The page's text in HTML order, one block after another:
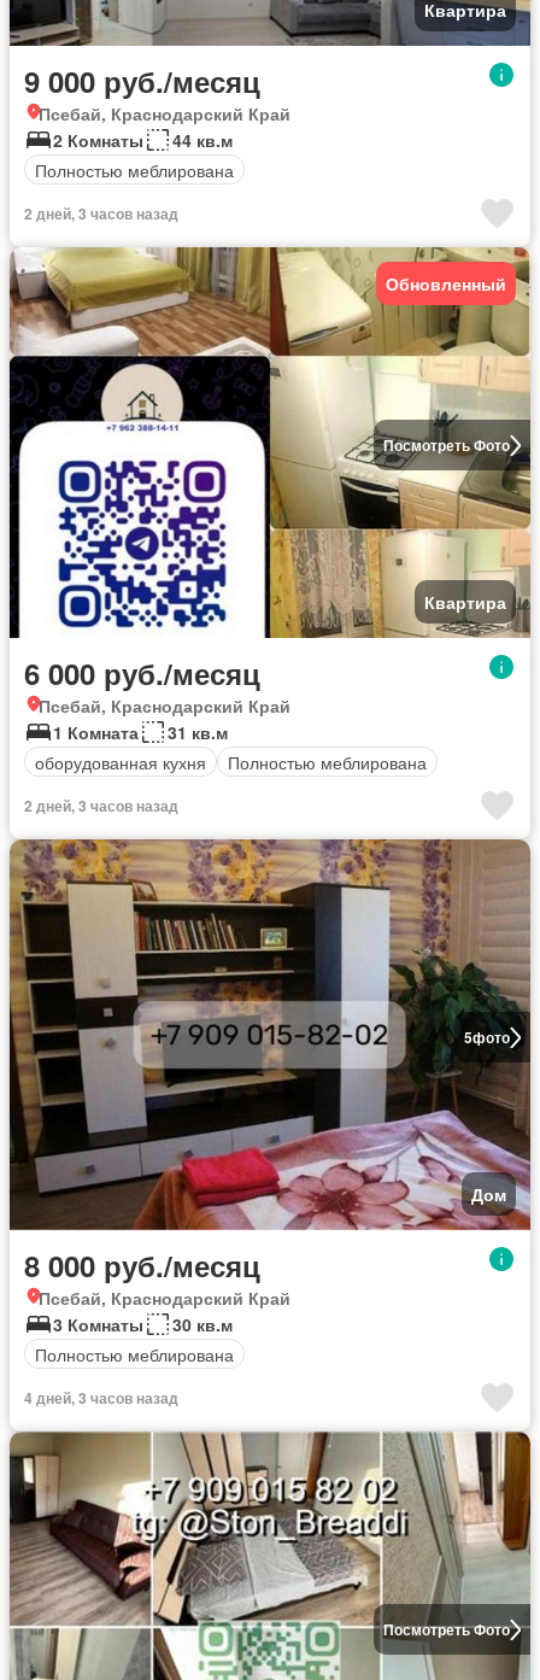
Квартира
9 000 руб./месяц
Псебай, Краснодарский Край
2 Комнаты
44 кв.м
Полностью меблирована
2 дней, 3 часов назад
Посмотреть Фото
Обновленный
Квартира
6 000 руб./месяц
Псебай, Краснодарский Край
1 Комната
31 кв.м
оборудованная кухня
Полностью меблирована
2 дней, 3 часов назад
5фото
Дом
8 000 руб./месяц
Псебай, Краснодарский Край
3 Комнаты
30 кв.м
Полностью меблирована
4 дней, 3 часов назад
Посмотреть Фото